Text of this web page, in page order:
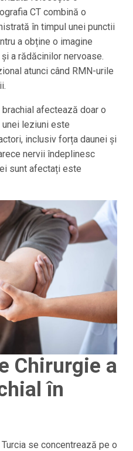
CT combină o
în timpul unei punctii
a obține o imagine
a rădăcinilor nervoase.
atunci când RMN-urile
afectează doar o
unei leziuni este
inclusiv forța daunei și
nervii îndeplinesc
sunt afectați este
Chirurgie a
în
se concentrează pe o